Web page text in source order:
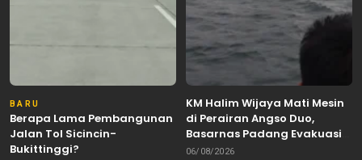
BARU
Berapa Lama Pembangunan
Jalan Tol Sicincin-
Bukittinggi?
KM Halim Wijaya Mati Mesin
di Perairan Angso Duo,
Basarnas Padang Evakuasi
Dua ABK Selamat
06/08/2026